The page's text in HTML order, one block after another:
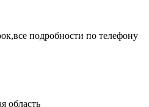
подробности по телефону
область